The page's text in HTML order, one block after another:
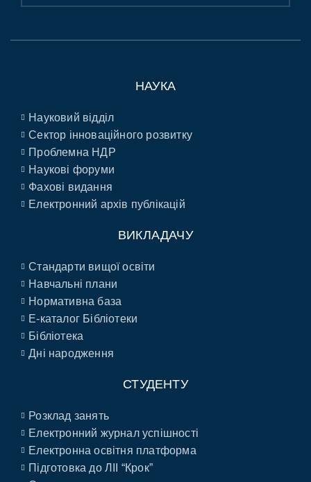
НАУКА
Науковий відділ
Сектор інноваційного розвитку
Проблемна НДР
Наукові форуми
Фахові видання
Електронний архів публікацій
ВИКЛАДАЧУ
Стандарти вищої освіти
Навчальні плани
Нормативна база
E-каталог Бібліотеки
Бібліотека
Дні народження
СТУДЕНТУ
Розклад занять
Електронний журнал успішності
Електронна освітня платформа
Підготовка до ЛІІ “Крок”